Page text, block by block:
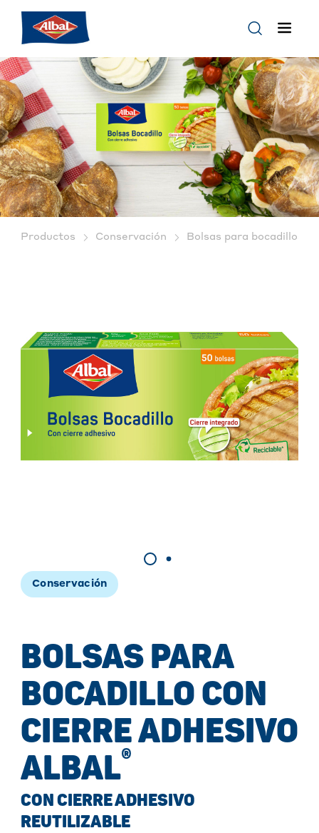
Productos Conservación Bolsas para bocadillos |
Conservación
BOLSAS PARA
BOCADILLO CON
CIERRE ADHESIVO
ALBAL®
CON CIERRE ADHESIVO
REUTILIZABLE